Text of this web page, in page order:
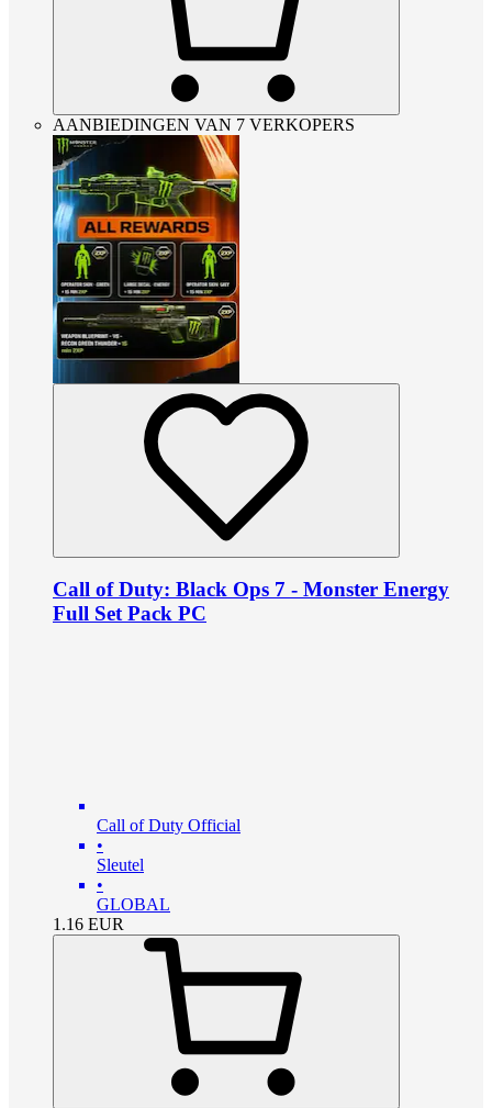
AANBIEDINGEN VAN 7 VERKOPERS
Call of Duty: Black Ops 7 - Monster Energy
Full Set Pack PC
Call of Duty Official
•
Sleutel
•
GLOBAL
1.16 EUR